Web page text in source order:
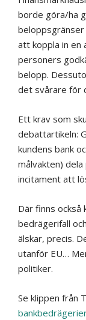
borde göra/ha
att koppla in en
personers
belopp.
det svårare för
Ett krav som
debattartikeln:
kundens bank
målvakten) dela
incitament att
Där finns
bedrägerifall
älskar, precis.
utanför EU…
politiker.
Se klippen från